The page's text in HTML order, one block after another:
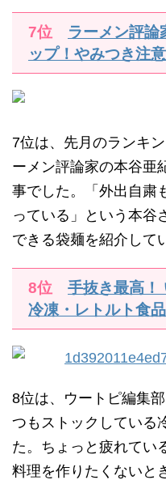
7位 ラーメン評論
ップ！やみつき注
7位は、先月のランキ
ーメン評論家の本谷亜
事でした。「外出自粛
っている」という本谷
できる袋麺を紹介して
8位 手抜き最高！
冷凍・レトルト食品
8位は、ウートピ編集
つもストックしている
た。ちょっと疲れてい
料理を作りたくないと